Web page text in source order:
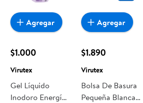
$1.000
Virutex
Gel Líquido
Inodoro Energía
Agregar
$1.890
Virutex
Bolsa De Basura
Pequeña Blanca
Agregar